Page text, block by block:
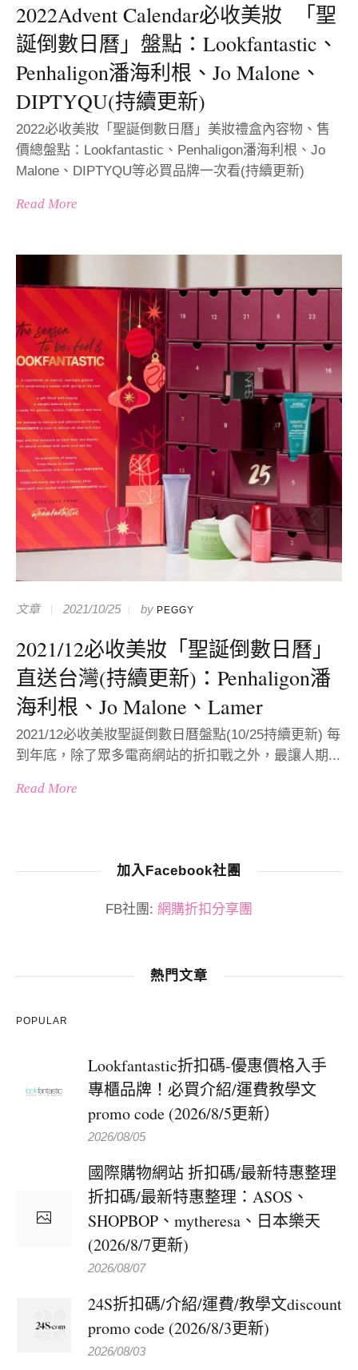
2022Advent Calendar必收美妝 「聖
誕倒數日曆」盤點：Lookfantastic、
Penhaligon潘海利根、Jo Malone、
DIPTYQU(持續更新)
2022必收美妝「聖誕倒數日曆」美妝禮盒內容物、售
價總盤點：Lookfantastic、Penhaligon潘海利根、Jo
Malone、DIPTYQU等必買品牌一次看(持續更新)
Read More
文章 2021/10/25 by PEGGY
2021/12必收美妝「聖誕倒數日曆」
直送台灣(持續更新)：Penhaligon潘
海利根、Jo Malone、Lamer
2021/12必收美妝聖誕倒數日曆盤點(10/25持續更新) 每
到年底，除了眾多電商網站的折扣戰之外，最讓人期...
Read More
加入Facebook社團
FB社團: 網購折扣分享團
熱門文章
POPULAR
Lookfantastic折扣碼-優惠價格入手
專櫃品牌！必買介紹/運費教學文
promo code (2026/8/5更新）
2026/08/05
國際購物網站 折扣碼/最新特惠整理
折扣碼/最新特惠整理：ASOS、
SHOPBOP、mytheresa、日本樂天
(2026/8/7更新)
2026/08/07
24S折扣碼/介紹/運費/教學文discount
promo code (2026/8/3更新)
2026/08/03